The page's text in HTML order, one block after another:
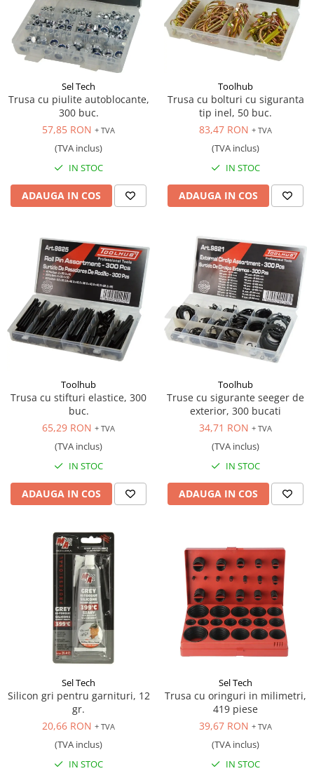
Sel Tech
Trusa cu piulite autoblocante,
300 buc.
57,85 RON + TVA
(TVA inclus)
IN STOC
ADAUGA IN COS
Toolhub
Trusa cu bolturi cu siguranta
tip inel, 50 buc.
83,47 RON + TVA
(TVA inclus)
IN STOC
ADAUGA IN COS
Toolhub
Trusa cu stifturi elastice, 300
buc.
65,29 RON + TVA
(TVA inclus)
IN STOC
ADAUGA IN COS
Toolhub
Truse cu sigurante seeger de
exterior, 300 bucati
34,71 RON + TVA
(TVA inclus)
IN STOC
ADAUGA IN COS
Sel Tech
Silicon gri pentru garnituri, 12
gr.
20,66 RON + TVA
(TVA inclus)
IN STOC
Sel Tech
Trusa cu oringuri in milimetri,
419 piese
39,67 RON + TVA
(TVA inclus)
IN STOC